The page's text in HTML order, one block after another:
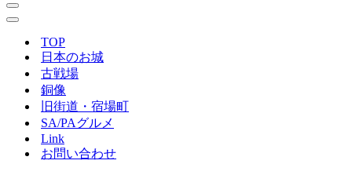
ナ
ビ
ナ
TOP
日本のお城
古戦場
銅像
旧街道・宿場町
SA/PAグルメ
Link
お問い合わせ